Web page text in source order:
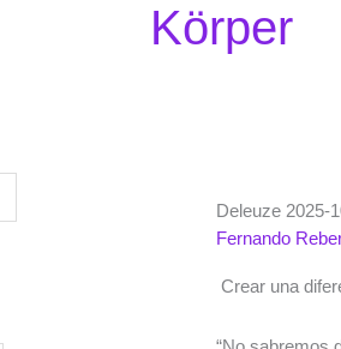
Körper
Deleuze 2025-
Fernando
Crear una